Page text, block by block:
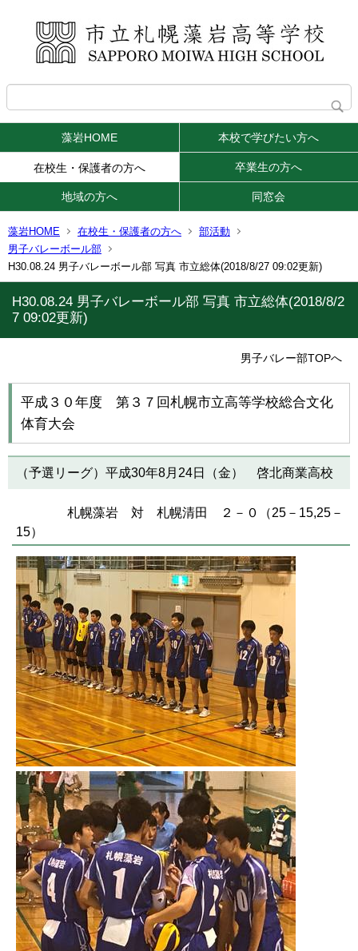
藻岩HOME 本校で学びたい方へ
在校生・保護者の方へ 卒業生の方へ
地域の方へ 同窓会
藻岩HOME 在校生・保護者の方へ
部活動
男子バレーボール部
H30.08.24 男子バレーボール部 写真 市立総体(2018/8/27 09:02更新)
H30.08.24 男子バレーボール部 写真 市立総体(2018/8/2
7 09:02更新)
男子バレー部TOPへ
平成３０年度 第３７回札幌市立高等学校総合文化
体育大会
（予選リーグ）平成30年8月24日（金） 啓北商業高校
札幌藻岩 対 札幌清田 ２－０（25－15,25－
15）